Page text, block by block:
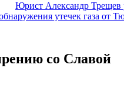
Юрист Александр Трещев
утечек газа от
со Славой